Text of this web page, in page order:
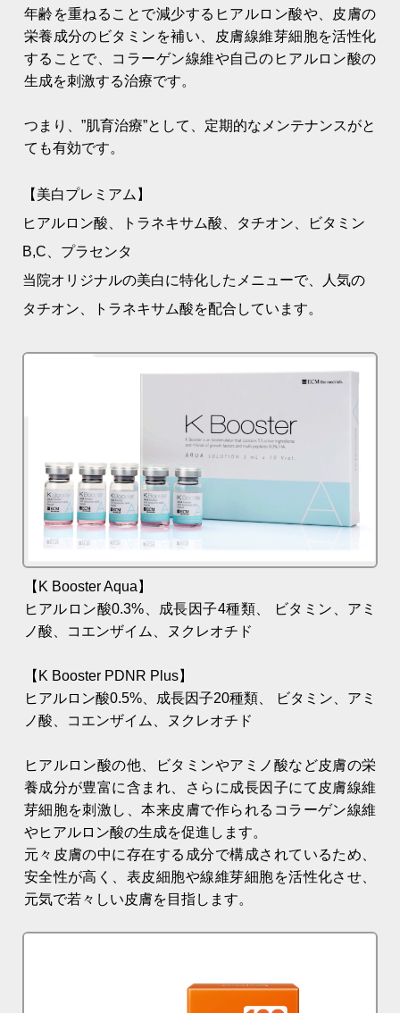
年齢を重ねることで減少するヒアルロン酸や、皮膚の
栄養成分のビタミンを補い、皮膚線維芽細胞を活性化
することで、コラーゲン線維や自己のヒアルロン酸の
生成を刺激する治療です。
つまり、”肌育治療”として、定期的なメンテナンスがと
ても有効です。
【美白プレミアム】
ヒアルロン酸、トラネキサム酸、タチオン、ビタミン
B,C、プラセンタ
当院オリジナルの美白に特化したメニューで、人気の
タチオン、トラネキサム酸を配合しています。
【K Booster Aqua】
ヒアルロン酸0.3%、成長因子4種類、 ビタミン、アミ
ノ酸、コエンザイム、ヌクレオチド
【K Booster PDNR Plus】
ヒアルロン酸0.5%、成長因子20種類、 ビタミン、アミ
ノ酸、コエンザイム、ヌクレオチド
ヒアルロン酸の他、ビタミンやアミノ酸など皮膚の栄
養成分が豊富に含まれ、さらに成長因子にて皮膚線維
芽細胞を刺激し、本来皮膚で作られるコラーゲン線維
やヒアルロン酸の生成を促進します。
元々皮膚の中に存在する成分で構成されているため、
安全性が高く、表皮細胞や線維芽細胞を活性化させ、
元気で若々しい皮膚を目指します。